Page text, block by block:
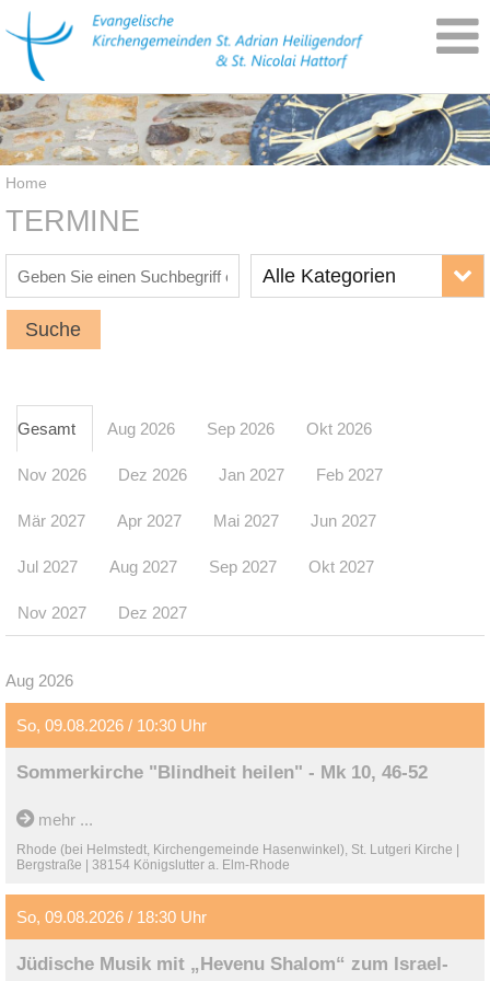
Home
TERMINE
Alle Kategorien
Suche
Gesamt Aug 2026 Sep 2026 Okt 2026
Nov 2026 Dez 2026 Jan 2027 Feb 2027
Mär 2027 Apr 2027 Mai 2027 Jun 2027
Jul 2027 Aug 2027 Sep 2027 Okt 2027
Nov 2027 Dez 2027
Aug 2026
So, 09.08.2026 / 10:30 Uhr
Sommerkirche "Blindheit heilen" - Mk 10, 46-52
mehr ...
Rhode (bei Helmstedt, Kirchengemeinde Hasenwinkel), St. Lutgeri Kirche |
Bergstraße | 38154 Königslutter a. Elm-Rhode
So, 09.08.2026 / 18:30 Uhr
Jüdische Musik mit „Hevenu Shalom“ zum Israel-